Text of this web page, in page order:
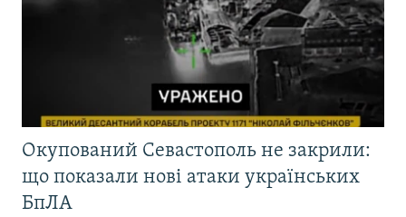
Окупований Севастополь не закрили:
що показали нові атаки українських
БпЛА